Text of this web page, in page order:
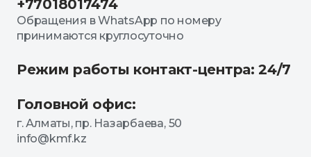
+77018017474
Обращения в WhatsApp по номеру
принимаются круглосуточно
Режим работы контакт-центра: 24/7
Головной офис:
г. Алматы, пр. Назарбаева, 50
info@kmf.kz